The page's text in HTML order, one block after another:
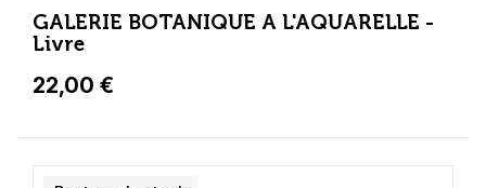
GALERIE BOTANIQUE A L'AQUARELLE -
Livre
22,00 €